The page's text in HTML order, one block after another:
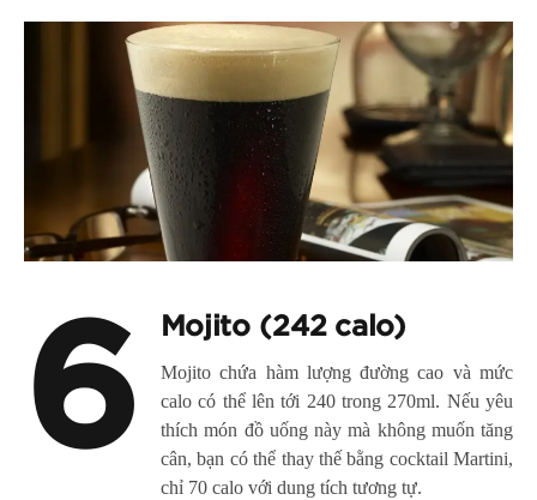
6 Mojito (242 calo)
Mojito chứa hàm lượng đường cao và mức
calo có thể lên tới 240 trong 270ml. Nếu yêu
thích món đồ uống này mà không muốn tăng
cân, bạn có thể thay thế bằng cocktail Martini,
chỉ 70 calo với dung tích tương tự.